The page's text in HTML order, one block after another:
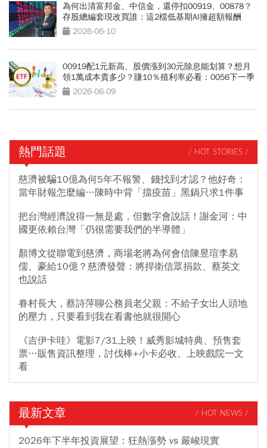
為何出清富邦金、中信金，還停扣00919、00878？
存股總編套現改買誰：這2檔低基期AI擁超額報酬
2026-06-10
00919配1元新高、股價漲到30元除息能划算？想月
領1萬成本貴多少？賺10％殖利率必看：0056下一季
能配1.3元？
2026-06-09
熱門話題 / HOT STORIES /
慈濟被騙10億為何5年不報警、錢找到才認？他好奇：
當年財報怎麼編…陳時中背「擋疫苗」黑鍋只求1件事
把台灣經濟說得一無是處，但數字會說話！謝金河：中
國更依賴台灣「仍很需要我們的半導體」
顏博文從聯電到慈濟，商場老將為何會信陳昱瑄李易
儒、豪給10億？慈濟發聲：將捍衛信眾捐款、蔡英文
也說話
眷村長大，蔡詩萍聊公務員老父親：不給子女出人頭地
的壓力，只要看到我在看書他就很開心
《吉伊卡哇》電影7/31上映！威秀影城特典、預售套
票…販售資訊整理，討伐棒+小卡必收、上映戲院一文
看
最新文章 / HOT NEWS /
2026年下半年投資展望：狂熱漲勢 vs 嚴峻現實